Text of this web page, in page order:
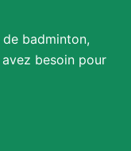
badminton,
besoin pour